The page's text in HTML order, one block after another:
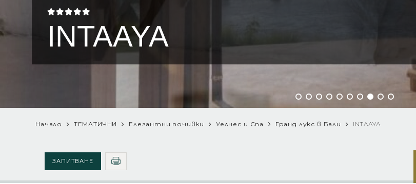
INTAAYA
Начало ТЕМАТИЧНИ Елегантни почивки Уелнес и Спа Гранд лукс в Бали INTAAYA
ЗАПИТВАНЕ